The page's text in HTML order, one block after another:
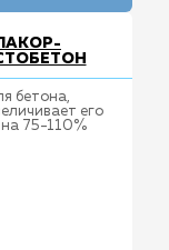
бетона,
его
на 75-110%